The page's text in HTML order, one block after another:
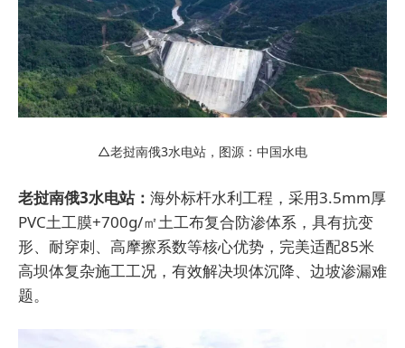
△老挝南俄3水电站，图源：中国水电
老挝南俄3水电站： 海外标杆水利工程，采用3.5mm厚
PVC土工膜+700g/㎡土工布复合防渗体系，具有抗变
形、耐穿刺、高摩擦系数等核心优势，完美适配85米
高坝体复杂施工工况，有效解决坝体沉降、边坡渗漏难
题。